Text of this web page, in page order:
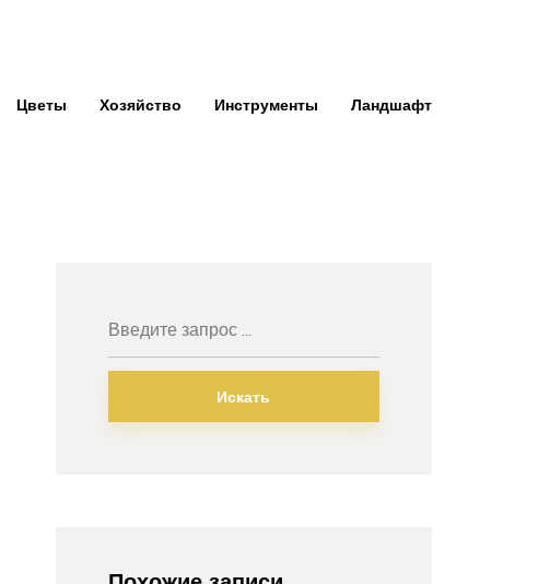
Цветы Хозяйство Инструменты Ландшафт
Искать